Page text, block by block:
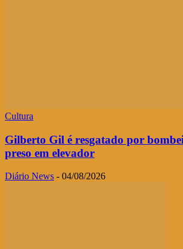
Cultura
Gilberto Gil é resgatado por
preso em elevador
Diário News - 04/08/2026